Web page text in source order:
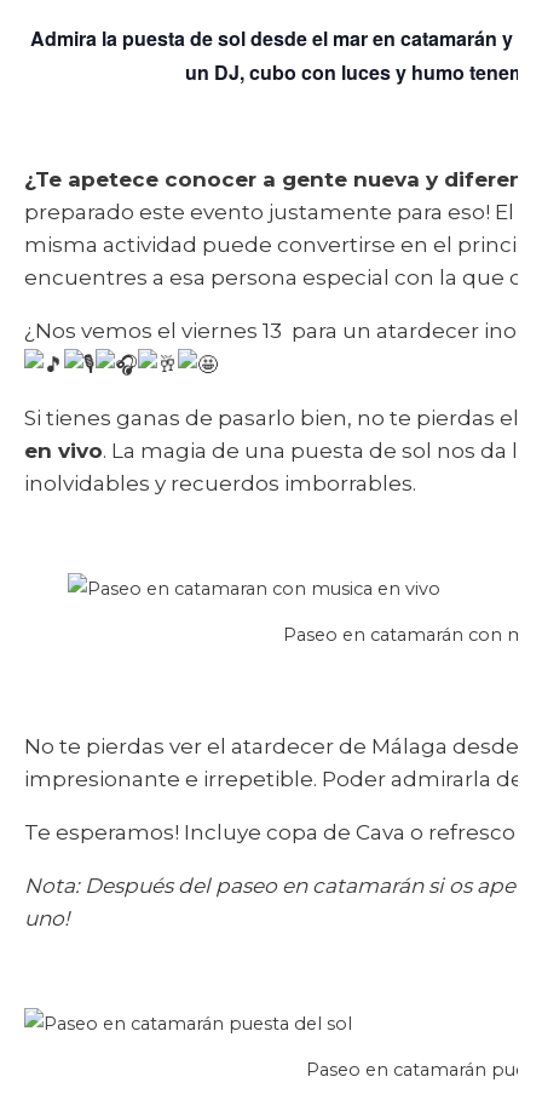
Admira la puesta de sol desde el mar en catamarán y
un DJ, cubo con luces y humo
¿Te apetece conocer a gente nueva y
preparado este evento justamente para eso! El
misma actividad puede convertirse en el
encuentres a esa persona especial con la que
¿Nos vemos el viernes 13 para un atardecer
Si tienes ganas de pasarlo bien, no te pierdas el
en vivo. La magia de una puesta de sol nos da
inolvidables y recuerdos imborrables.
Paseo en catamarán con
No te pierdas ver el atardecer de Málaga desde
impresionante e irrepetible. Poder admirarla
Te esperamos! Incluye copa de Cava o refresco
Nota: Después del paseo en catamarán si os
uno!
Paseo en catamarán